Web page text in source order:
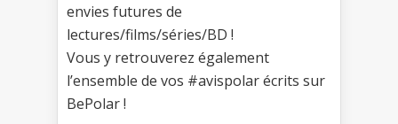
envies futures de
lectures/films/séries/BD !
Vous y retrouverez également
l’ensemble de vos #avispolar écrits sur
BePolar !